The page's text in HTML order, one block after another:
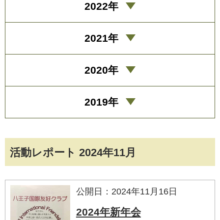
活動レポート 2024年11月
公開日：2024年11月16日
2024年新年会
2022年
2021年
2020年
2019年